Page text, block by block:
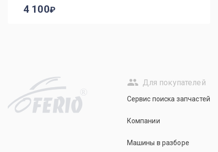
4 100
R
Для покупателей
Сервис поиска запчастей
Компании
Машины в разборе